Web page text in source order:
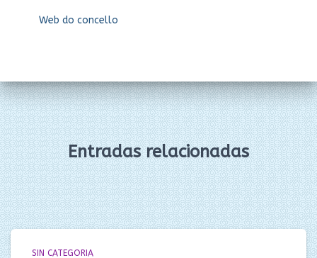
Web do concello
Entradas relacionadas
SIN CATEGORIA